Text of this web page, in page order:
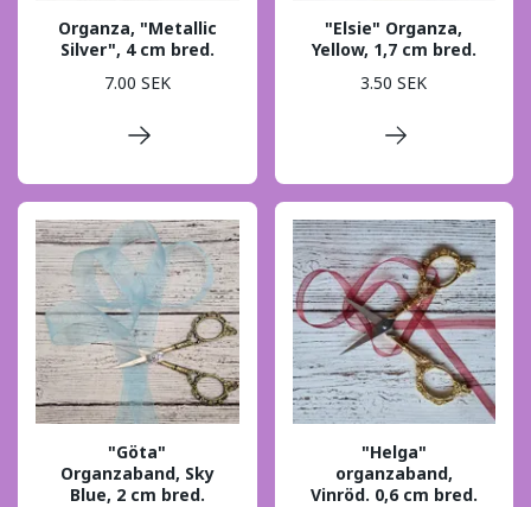
Organza, "Metallic
Silver", 4 cm bred.
7.00 SEK
"Elsie" Organza,
Yellow, 1,7 cm bred.
3.50 SEK
"Göta"
Organzaband, Sky
Blue, 2 cm bred.
"Helga"
organzaband,
Vinröd. 0,6 cm bred.